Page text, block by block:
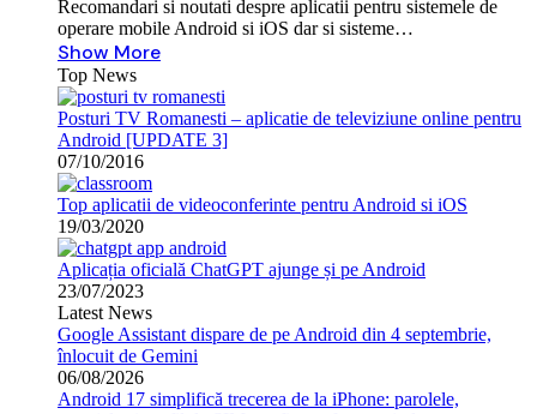
Recomandari si noutati despre aplicatii pentru sistemele de
operare mobile Android si iOS dar si sisteme…
Show More
Top News
Posturi TV Romanesti – aplicatie de televiziune online pentru
Android [UPDATE 3]
07/10/2016
Top aplicatii de videoconferinte pentru Android si iOS
19/03/2020
Aplicația oficială ChatGPT ajunge și pe Android
23/07/2023
Latest News
Google Assistant dispare de pe Android din 4 septembrie,
înlocuit de Gemini
06/08/2026
Android 17 simplifică trecerea de la iPhone: parolele,